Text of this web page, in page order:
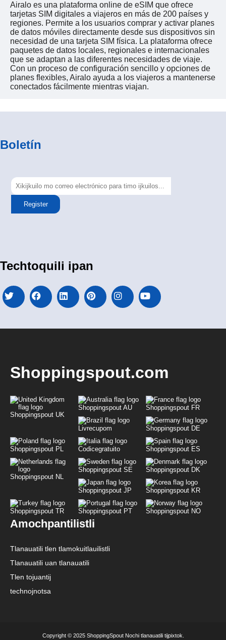
Airalo es una plataforma online de eSIM que ofrece
tarjetas SIM digitales a viajeros en más de 200 países y
regiones. Permite a los usuarios comprar y activar planes
de datos móviles directamente desde sus dispositivos sin
necesidad de una tarjeta SIM física. La plataforma ofrece
paquetes de datos locales, regionales e internacionales
que se adaptan a las diferentes necesidades de viaje.
Con un proceso de configuración sencillo y opciones de
planes flexibles, Airalo ayuda a los viajeros a mantenerse
conectados fácilmente mientras viajan.
Boletín
Register
Techtoquili ipan
Shoppingspout.com
Shoppingspout UK
Shoppingspout AU Shoppingspout FR
Livrecupom Shoppingspout DE
Shoppingspout PL Codicegratuito Shoppingspout ES
Shoppingspout NL
Shoppingspout SE Shoppingspout DK
Shoppingspout JP Shoppingspout KR
Shoppingspout TR Shoppingspout PT Shoppingspout NO
Amochpantilistli
Tlanauatili tlen tlamokuitlauilistli
Tlanauatili uan tlanauatili
Tlen tojuantij
technojnotsa
Copyright © 2025 ShoppingSpout Nochi tlanauatili tijpixtok.